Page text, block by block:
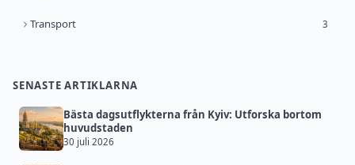
Transport 3
SENASTE ARTIKLARNA
Bästa dagsutflykterna från Kyiv: Utforska bortom
huvudstaden
30 juli 2026